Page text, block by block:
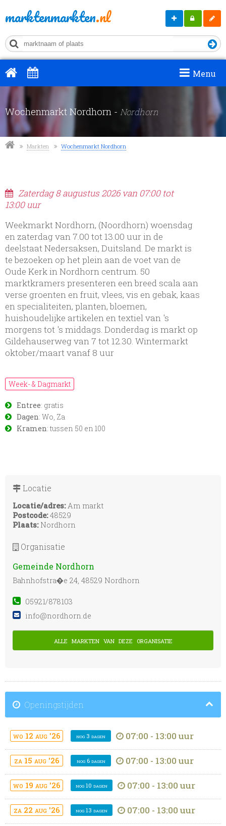
marktenmarkten.nl
Mijn
MM
Markt
aanmelden
Menu
Wochenmarkt Nordhorn - Nordhorn
Markten Wochenmarkt Nordhorn
Zaterdag 8 augustus 2026 van 07:00 tot
13:00 uur
Weekmarkt Nordhorn, (Noordhorn) woensdag
en zaterdag van 7.00 tot 13.00 uur in de
deelstaat Nedersaksen, Duitsland. De markt is
te bezoeken op het plein aan de voet van de
Oude Kerk in Nordhorn centrum. 50
marktkramers presenteren een breed scala aan
verse groenten en fruit, vlees, vis en gebak, kaas
en specialiteiten, planten, bloemen,
huishoudelijke artikelen en textiel van 's
morgens tot 's middags. Donderdag is markt op
Gildehauserweg van 7 tot 12.30. Wintermarkt
oktober/maart vanaf 8 uur
Week- & Dagmarkt
Entree: gratis
Dagen: Wo, Za
Kramen: tussen 50 en 100
Locatie
Locatie/adres: Am markt
Postcode:48529
Plaats: Nordhorn
Organisatie
Gemeinde Nordhorn
Bahnhofstra�e 24, 48529 Nordhorn
05921/878103
info@nordhorn.de
alle markten van deze organisatie
Openingstijden
wo 12 aug '26 nog 3 dagen 07:00 - 13:00 uur
za 15 aug '26 nog 6 dagen 07:00 - 13:00 uur
wo 19 aug '26 nog 10 dagen 07:00 - 13:00 uur
za 22 aug '26 nog 13 dagen 07:00 - 13:00 uur